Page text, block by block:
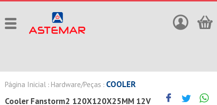
Página Inicial : Hardware/Peças : COOLER
Cooler Fanstorm2 120X120X25MM 12V